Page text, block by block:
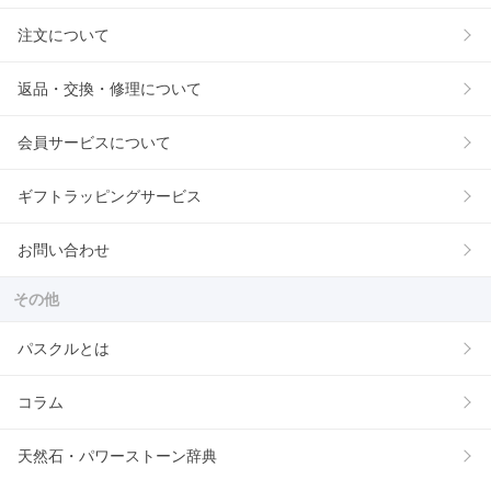
注文について
返品・交換・修理について
会員サービスについて
ギフトラッピングサービス
お問い合わせ
その他
パスクルとは
コラム
天然石・パワーストーン辞典